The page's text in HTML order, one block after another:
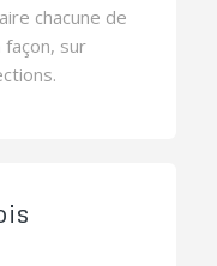
chacune de
sur